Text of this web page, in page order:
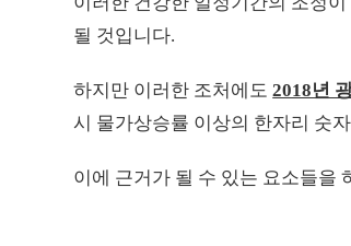
될 것입니다.
하지만 이러한 조처에도2018년
시 물가상승률 이상의 한자리 숫
이에 근거가 될 수 있는 요소들을